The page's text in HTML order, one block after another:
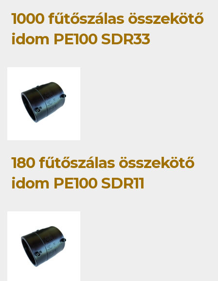
1000 fűtőszálas összekötő
idom PE100 SDR33
180 fűtőszálas összekötő
idom PE100 SDR11